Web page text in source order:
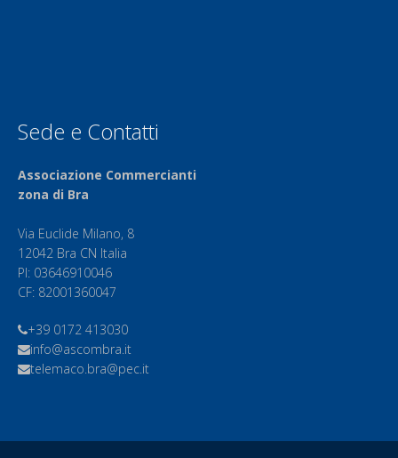
Sede e Contatti
Associazione Commercianti
zona di Bra
Via Euclide Milano, 8
12042 Bra CN Italia
PI: 03646910046
CF: 82001360047
+39 0172 413030
info@ascombra.it
telemaco.bra@pec.it